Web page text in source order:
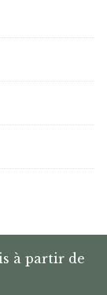
à partir de
|